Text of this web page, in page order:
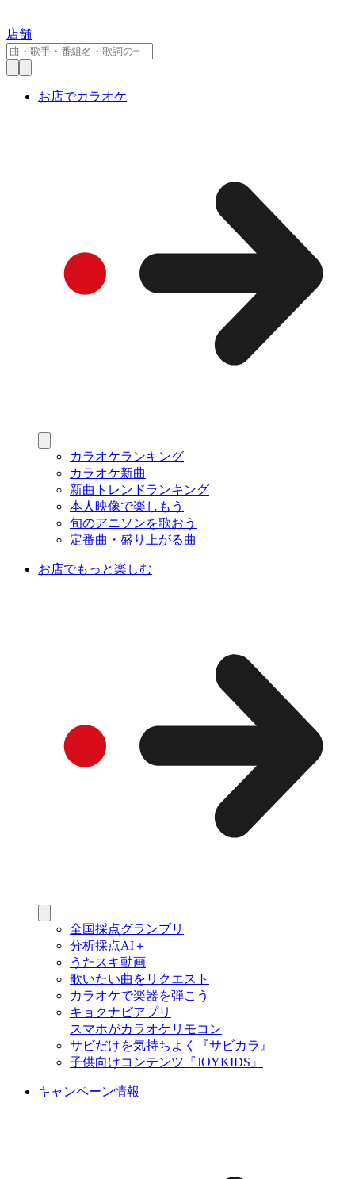
店舗
お店でカラオケ
カラオケランキング
カラオケ新曲
新曲トレンドランキング
本人映像で楽しもう
旬のアニソンを歌おう
定番曲・盛り上がる曲
お店でもっと楽しむ
全国採点グランプリ
分析採点AI＋
うたスキ動画
歌いたい曲をリクエスト
カラオケで楽器を弾こう
キョクナビアプリ
スマホがカラオケリモコン
サビだけを気持ちよく『サビカラ』
子供向けコンテンツ『JOYKIDS』
キャンペーン情報